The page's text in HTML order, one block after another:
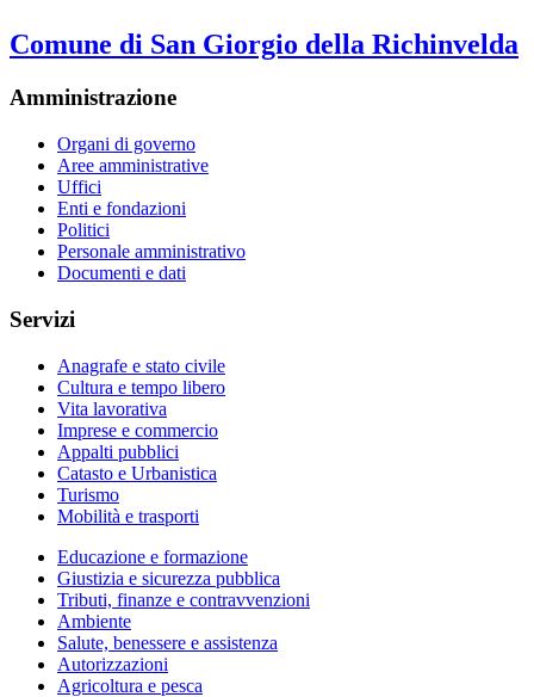
Comune di San Giorgio della Richinvelda
Amministrazione
Organi di governo
Aree amministrative
Uffici
Enti e fondazioni
Politici
Personale amministrativo
Documenti e dati
Servizi
Anagrafe e stato civile
Cultura e tempo libero
Vita lavorativa
Imprese e commercio
Appalti pubblici
Catasto e Urbanistica
Turismo
Mobilità e trasporti
Educazione e formazione
Giustizia e sicurezza pubblica
Tributi, finanze e contravvenzioni
Ambiente
Salute, benessere e assistenza
Autorizzazioni
Agricoltura e pesca